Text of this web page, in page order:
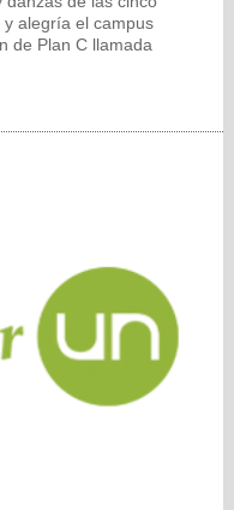
alegría el campus
de Plan C llamada